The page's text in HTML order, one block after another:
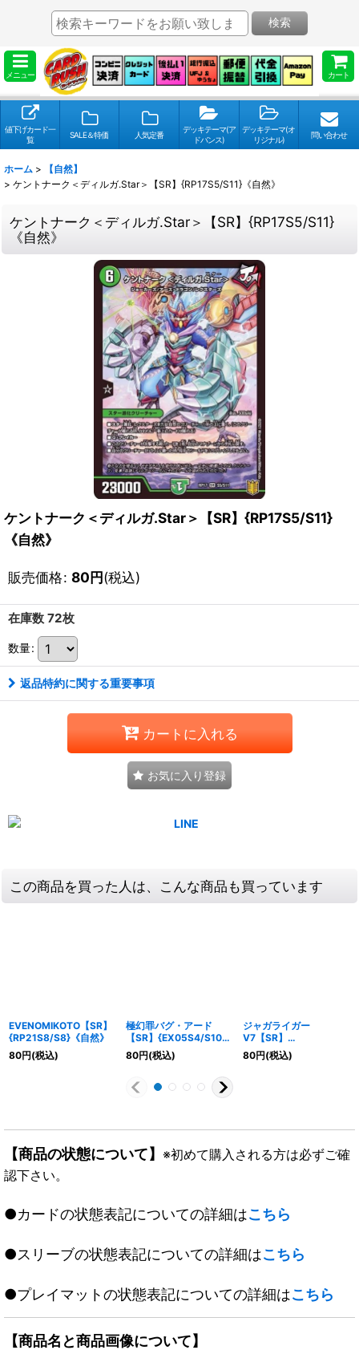
メニュー カート
検索
値下げカード一
覧
SALE＆特価 人気定番
デッキテーマ(ア
ドバンス)
デッキテーマ(オ
リジナル)
問い合わせ
ホーム >
【自然】
> ケントナーク＜ディルガ.Star＞【SR】{RP17S5/S11}《自然》
ケントナーク＜ディルガ.Star＞【SR】{RP17S5/S11}
《自然》
ケントナーク＜ディルガ.Star＞【SR】{RP17S5/S11}
《自然》
販売価格: 80円(税込)
在庫数 72枚
数量:
返品特約に関する重要事項
カートに入れる
お気に入り登録
この商品を買った人は、こんな商品も買っています
EVENOMIKOTO【SR】
{RP21S8/S8}《自然》
80円(税込)
極幻罪バグ・アード
【SR】{EX05S4/S10}
《水》
80円(税込)
ジャガライガー
V7【SR】
{RP11S11/S12}《自然》
80円(税込)
【商品の状態について】 ※初めて購入される方は必ずご確
認下さい。
●カードの状態表記についての詳細はこちら
●スリーブの状態表記についての詳細はこちら
●プレイマットの状態表記についての詳細はこちら
【商品名と商品画像について】